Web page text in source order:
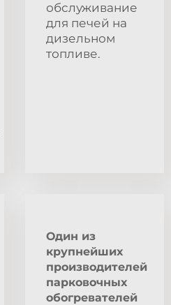
обслуживание
для печей на
дизельном
топливе.
Один из
крупнейших
производителей
парковочных
обогревателей